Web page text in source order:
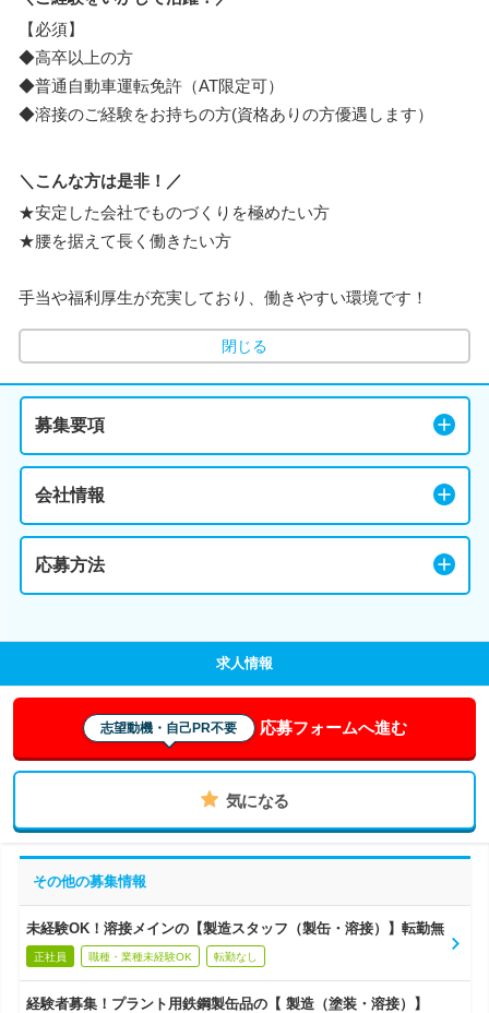
【必須】
◆高卒以上の方
◆普通自動車運転免許（AT限定可）
◆溶接のご経験をお持ちの方(資格ありの方優遇します）
＼こんな方は是非！／
★安定した会社でものづくりを極めたい方
★腰を据えて長く働きたい方
手当や福利厚生が充実しており、働きやすい環境です！
閉じる
募集要項
会社情報
応募方法
求人情報
志望動機・自己PR不要 応募フォームへ進む
気になる
その他の募集情報
未経験OK！溶接メインの【製造スタッフ（製缶・溶接）】転勤無
正社員 職種・業種未経験OK 転勤なし
経験者募集！プラント用鉄鋼製缶品の【 製造（塗装・溶接）】